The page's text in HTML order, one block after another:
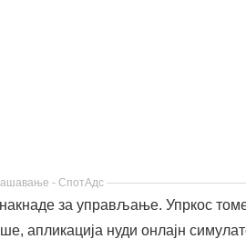
је бесплатна, што је чини